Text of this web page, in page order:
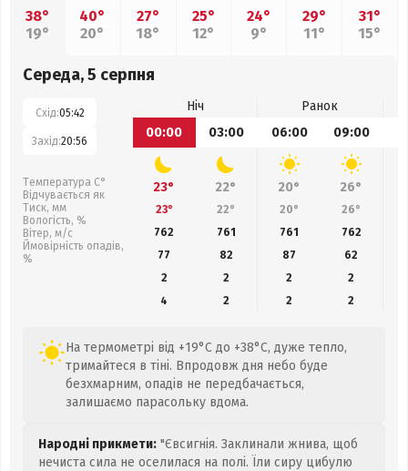
38°
19°
40°
20°
27°
18°
25°
12°
24°
9°
29°
11°
31°
15°
Середа, 5 серпня
Схід:05:42
Захід:20:56
Температура С°
Відчувається як
Тиск, мм
Вологість, %
Вітер, м/с
Ймовірність опадів,
%
Ніч
Ранок
00:00
03:00 06:00 09:00
23° 22° 20° 26°
23° 22° 20° 26°
762
761 761 762
77
82 87 62
2
2 2
2
4
2 2 2
На термометрі від +19°C до +38°C, дуже тепло,
тримайтеся в тіні. Впродовж дня небо буде
безхмарним, опадів не передбачається,
залишаємо парасольку вдома.
Народні прикмети: "Євсигнія. Заклинали жнива, щоб
нечиста сила не оселилася на полі. Їли сиру цибулю